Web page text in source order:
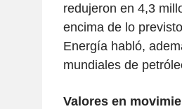
redujeron en 4,3
encima de lo
Energía habló,
mundiales de
Valores en